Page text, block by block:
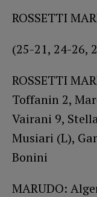
ROSSETTI
(25-21, 24-26,
ROSSETTI
Toffanin 2,
Vairani 9,
Musiari (L),
Bonini
MARUDO: